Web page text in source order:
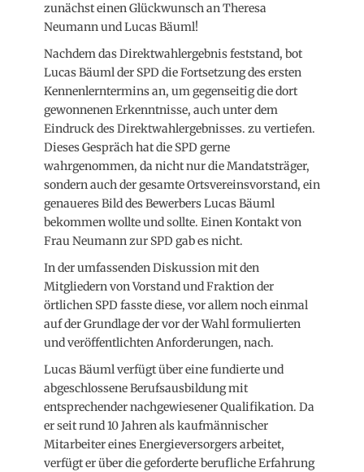
zunächst einen Glückwunsch an Theresa
Neumann und Lucas Bäuml!
Nachdem das Direktwahlergebnis feststand, bot
Lucas Bäuml der SPD die Fortsetzung des ersten
Kennenlerntermins an, um gegenseitig die dort
gewonnenen Erkenntnisse, auch unter dem
Eindruck des Direktwahlergebnisses. zu vertiefen.
Dieses Gespräch hat die SPD gerne
wahrgenommen, da nicht nur die Mandatsträger,
sondern auch der gesamte Ortsvereinsvorstand, ein
genaueres Bild des Bewerbers Lucas Bäuml
bekommen wollte und sollte. Einen Kontakt von
Frau Neumann zur SPD gab es nicht.
In der umfassenden Diskussion mit den
Mitgliedern von Vorstand und Fraktion der
örtlichen SPD fasste diese, vor allem noch einmal
auf der Grundlage der vor der Wahl formulierten
und veröffentlichten Anforderungen, nach.
Lucas Bäuml verfügt über eine fundierte und
abgeschlossene Berufsausbildung mit
entsprechender nachgewiesener Qualifikation. Da
er seit rund 10 Jahren als kaufmännischer
Mitarbeiter eines Energieversorgers arbeitet,
verfügt er über die geforderte berufliche Erfahrung